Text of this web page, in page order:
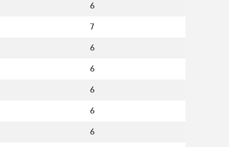
6
7
6
6
6
6
6